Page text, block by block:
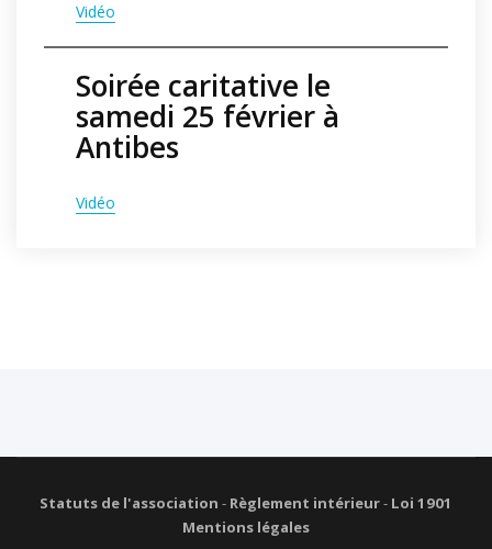
Vidéo
Soirée caritative le
samedi 25 février à
Antibes
Vidéo
Statuts de l'association - Règlement intérieur- Loi 1901
Mentions légales